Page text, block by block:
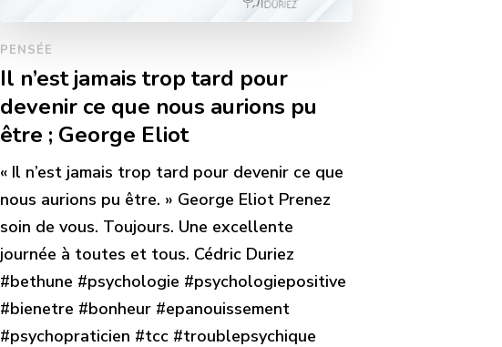
PENSÉE
Il n’est jamais trop tard pour
devenir ce que nous aurions pu
être ; George Eliot
« Il n’est jamais trop tard pour devenir ce que
nous aurions pu être. » George Eliot Prenez
soin de vous. Toujours. Une excellente
journée à toutes et tous. Cédric Duriez
#bethune #psychologie #psychologiepositive
#bienetre #bonheur #epanouissement
#psychopraticien #tcc #troublepsychique